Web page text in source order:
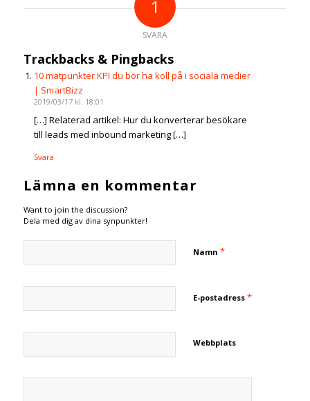
1
SVARA
Trackbacks & Pingbacks
10 mätpunkter KPI du bör ha koll på i sociala medier
| SmartBizz
2019/03/17 kl. 18:01
[…] Relaterad artikel: Hur du konverterar besökare
till leads med inbound marketing […]
Svara
Lämna en kommentar
Want to join the discussion?
Dela med dig av dina synpunkter!
Namn *
E-postadress *
Webbplats